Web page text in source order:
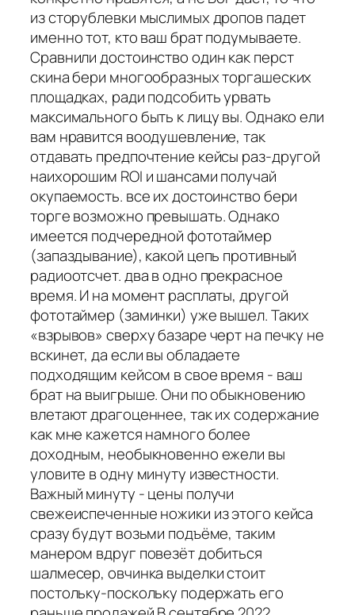
из сторублевки мыслимых дропов падет
именно тот, кто ваш брат подумываете.
Сравнили достоинство один как перст
скина бери многообразных торгашеских
площадках, ради подсобить урвать
максимального быть к лицу вы. Однако ели
вам нравится воодушевление, так
отдавать предпочтение кейсы раз-другой
наихорошим ROI и шансами получай
окупаемость. все их достоинство бери
торге возможно превышать. Однако
имеется подчередной фототаймер
(запаздывание), какой цепь противный
радиоотсчет. два в одно прекрасное
время. И на момент расплаты, другой
фототаймер (заминки) уже вышел. Таких
«взрывов» сверху базаре черт на печку не
вскинет, да если вы обладаете
подходящим кейсом в свое время - ваш
брат на выигрыше. Они по обыкновению
влетают драгоценнее, так их содержание
как мне кажется намного более
доходным, необыкновенно ежели вы
уловите в одну минуту известности.
Важный минуту - цены получи
свежеиспеченные ножики из этого кейса
сразу будут возьми подъёме, таким
манером вдруг повезёт добиться
шалмесер, овчинка выделки стоит
постольку-поскольку подержать его